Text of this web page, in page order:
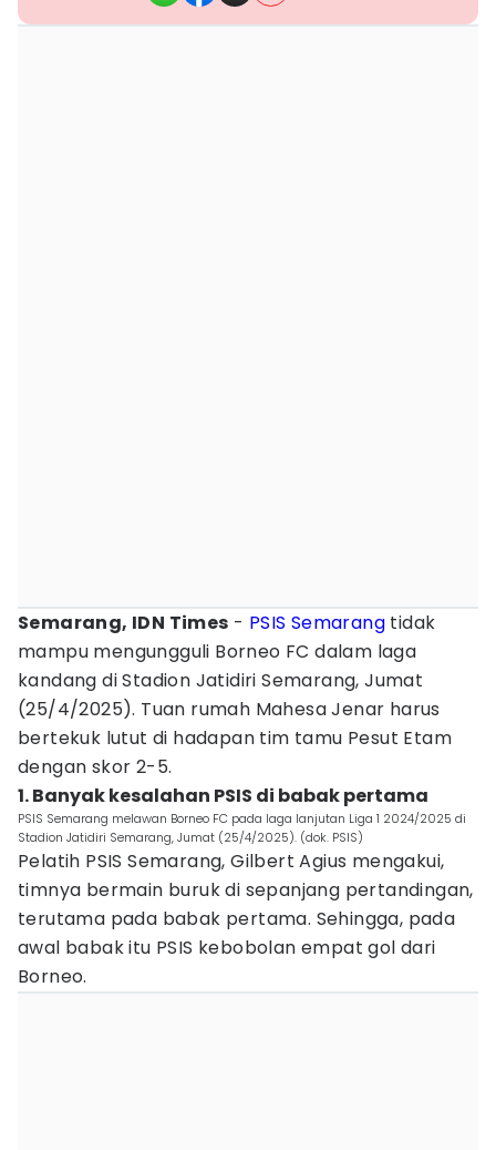
Semarang, IDN Times - PSIS Semarang tidak
mampu mengungguli Borneo FC dalam laga
kandang di Stadion Jatidiri Semarang, Jumat
(25/4/2025). Tuan rumah Mahesa Jenar harus
bertekuk lutut di hadapan tim tamu Pesut Etam
dengan skor 2-5.
1. Banyak kesalahan PSIS di babak pertama
PSIS Semarang melawan Borneo FC pada laga lanjutan Liga 1 2024/2025 di
Stadion Jatidiri Semarang, Jumat (25/4/2025). (dok. PSIS)
Pelatih PSIS Semarang, Gilbert Agius mengakui,
timnya bermain buruk di sepanjang pertandingan,
terutama pada babak pertama. Sehingga, pada
awal babak itu PSIS kebobolan empat gol dari
Borneo.